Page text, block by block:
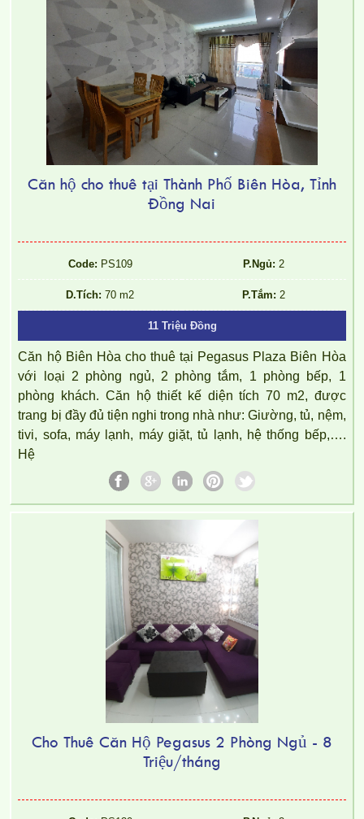
Căn hộ cho thuê tại Thành Phố Biên Hòa, Tỉnh
Đồng Nai
Code: PS109 P.Ngủ: 2
D.Tích: 70 m2 P.Tắm: 2
11 Triệu Đồng
Căn hộ Biên Hòa cho thuê tại Pegasus Plaza Biên Hòa
với loại 2 phòng ngủ, 2 phòng tắm, 1 phòng bếp, 1
phòng khách. Căn hộ thiết kế diện tích 70 m2, được
trang bị đầy đủ tiện nghi trong nhà như: Giường, tủ, nệm,
tivi, sofa, máy lạnh, máy giặt, tủ lạnh, hệ thống bếp,….
Hệ
Cho Thuê Căn Hộ Pegasus 2 Phòng Ngủ - 8
Triệu/tháng
CHO THUÊ CĂN HỘ TOPAZ TWINS – 2 PHÒNG NGỦ –
FULL NỘI THẤT
CHO THUÊ CĂN HỘ TOPAZ TWINS – 2 PHÒNG NGỦ –
FULL NỘI THẤT